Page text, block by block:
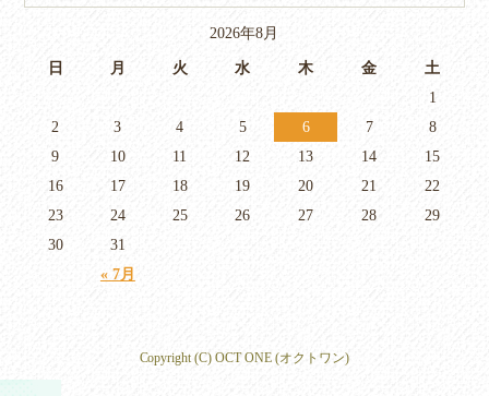
2026年8月
日 月 火 水 木 金 土
« 7月
1
2
3 4 5 6 7
8
9
10 11 12 13 14
15
16
17 18 19 20 21
22
23
24 25 26 27 28
29
30
31
Copyright (C) OCT ONE (オクトワン)